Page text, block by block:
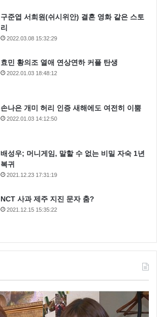
구준엽 서희원(쉬시위안) 결혼 영화 같은 스토
리
2022.03.08 15:32:29
효민 황의조 열애 연상연하 커플 탄생
2022.01.03 18:48:12
손나은 개미 허리 인증 새해에도 여전히 이뿜
2022.01.03 14:12:50
배성우; 머니게임, 말할 수 없는 비밀 자숙 1년
복귀
2021.12.23 17:31:19
NCT 사과 제주 지진 문자 춤?
2021.12.15 15:35:22